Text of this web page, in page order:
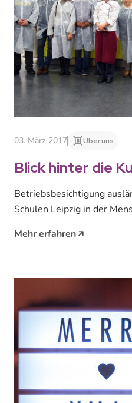
03. März 2017 Über uns
Blick hinter die
Schulen zu
Betriebsbesichtigung
Schulen Leipzig in der
Mehr erfahren